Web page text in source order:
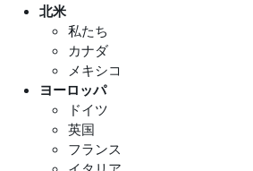
北米
私たち
カナダ
メキシコ
ヨーロッパ
ドイツ
英国
フランス